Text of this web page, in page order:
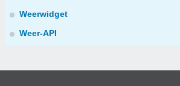
Weerwidget
Weer-API